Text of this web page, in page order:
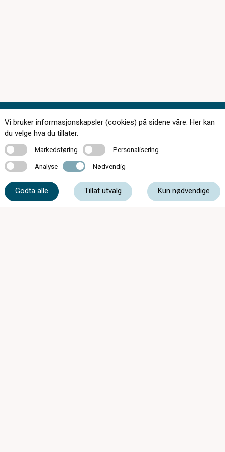
Kontakt oss
Vi bruker informasjonskapsler (cookies) på sidene våre. Her kan
du velge hva du tillater.
MarkedsføringMarkedsføring PersonaliseringPersonalisering
Analyse Analyse Nødvendig Nødvendig
Godta alle Tillat utvalg Kun nødvendige